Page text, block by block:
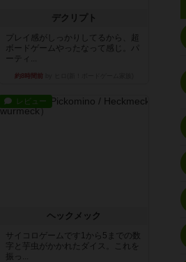
デクリプト
プレイ感がしっかりしてるから、超
ボードゲームやったなって感じ。パ
ーティ...
約8時間前
レビュー
ヘックメック
サイコロゲームです1から5までの数
字と芋虫がかかれたダイス。これを
振っ...